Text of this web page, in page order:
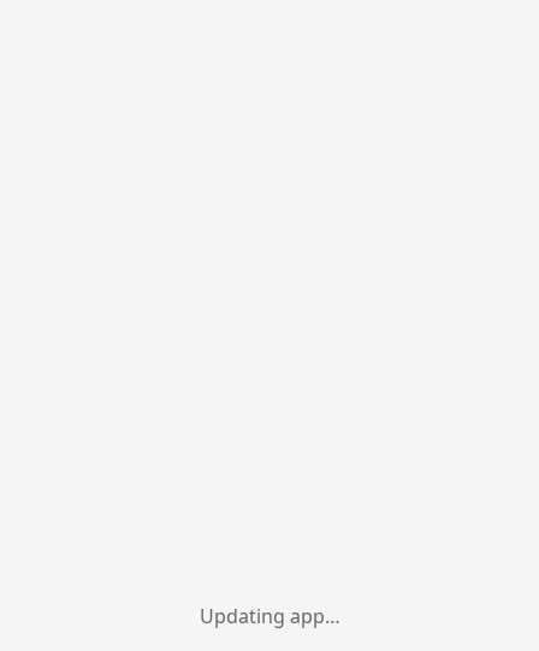
Updating app…